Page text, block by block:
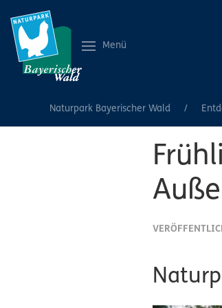
Menü
Naturpark Bayerischer Wald